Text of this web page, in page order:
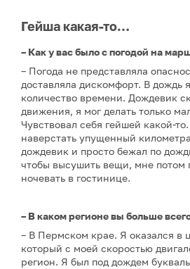
Гейша какая-то…
– Как у вас было с погодой на
– Погода не представляла
доставляла дискомфорт. В дождь
количество времени. Дождевик
движения, я мог делать только
Чувствовал себя гейшей какой-
наверстать упущенный
дождевик и просто бежал по
чтобы высушить вещи, мне потом
ночевать в гостинице.
– В каком регионе вы больше
– В Пермском крае. Я оказался в
который с моей скоростью
регион. Я был под дождем